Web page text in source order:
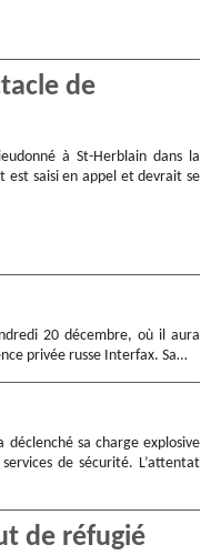
de
à St-Herblain dans la
est saisi en appel et devrait se
20 décembre, où il aura
privée russe Interfax. Sa…
déclenché sa charge explosive
de sécurité. L’attentat
de réfugié